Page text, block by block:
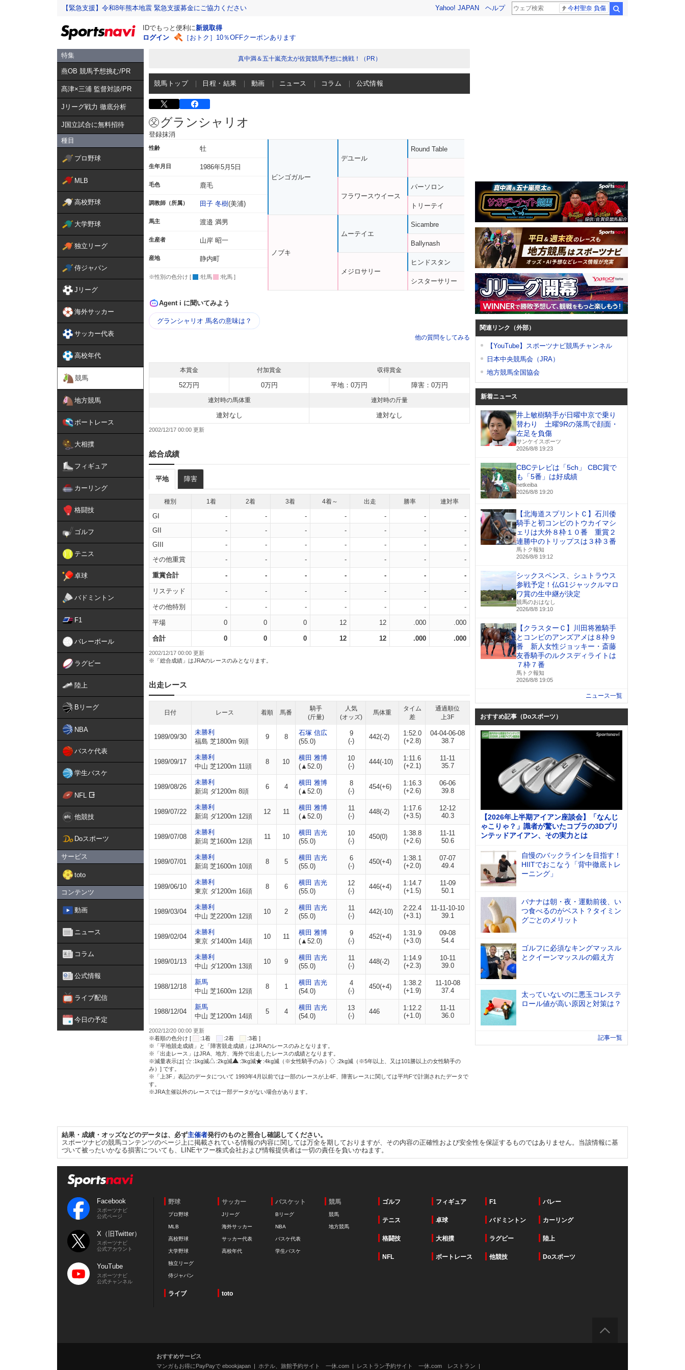
【緊急支援】令和8年熊本地震 緊急支援募金にご協力ください Yahoo! JAPAN ヘルプ 今村聖奈 負傷
IDでもっと便利に新規取得
ログイン
［おトク］10％OFFクーポンあります
特集
燕OB 競馬予想挑む/PR
髙津×三浦 監督対談/PR
Jリーグ戦力 徹底分析
J国立試合に無料招待
種目
プロ野球
MLB
高校野球
大学野球
独立リーグ
侍ジャパン
Jリーグ
海外サッカー
サッカー代表
高校年代
競馬
地方競馬
ボートレース
大相撲
フィギュア
カーリング
格闘技
ゴルフ
テニス
卓球
バドミントン
F1
バレーボール
ラグビー
陸上
Bリーグ
NBA
バスケ代表
学生バスケ
NFL
他競技
Doスポーツ
サービス
toto
コンテンツ
動画
ニュース
コラム
公式情報
ライブ配信
今日の予定
真中満＆五十嵐亮太が佐賀競馬予想に挑戦！（PR）
競馬トップ 日程・結果 動画 ニュース コラム 公式情報
グランシャリオ
登録抹消
性齢 牡
生年月日 1986年5月5日
毛色 鹿毛
調教師（所属） 田子 冬樹(美浦)
馬主 渡邉 満男
生産者 山岸 昭一
産地 静内町
※性別の色分け [ :牡馬 :牝馬 ]
ビンゴガルー
ノブキ
デユール
フラワースウイース
ムーテイエ
メジロサリー
Round Table
パーソロン
トリーテイ
Sicambre
Ballynash
ヒンドスタン
シスターサリー
Agent i に聞いてみよう
グランシャリオ 馬名の意味は？
他の質問をしてみる
本賞金 付加賞金 収得賞金
52万円 0万円 平地：0万円 障害：0万円
連対時の馬体重 連対時の斤量
連対なし 連対なし
2002/12/17 00:00
総合成績
平地 障害
種別 1着 2着 3着 4着～ 出走 勝率 連対率
GI - - - - - -
-
GII
- - - - - -
-
GIII
- - - - - -
-
その他重賞
- - - - - - -
重賞合計 - - - - - - -
リステッド - - - - - - -
その他特別 - - - - - - -
平場 0 0 0 12 12 .000 .000
合計 0 0 0 12 12 .000 .000
2002/12/17 00:00 更新
※「総合成績」はJRAのレースのみとなります。
出走レース
日付 レース 着順 馬番
騎手
(斤量)
人気
(オッズ)
馬体重
タイム
差
通過順位
上3F
1989/09/30
未勝利
福島 芝1800m 9頭
9 8
石塚 信広
(55.0)
9
(-)
442(-2)
1:52.0
(+2.8)
04-04-06-08
38.7
1989/09/17
未勝利
中山 芝1200m 11頭
8 10
横田 雅博
(▲52.0)
10
(-)
444(-10)
1:11.6
(+2.1)
11-11
35.7
1989/08/26
未勝利
新潟 ダ1200m 8頭
6 4
横田 雅博
(▲52.0)
8
(-)
454(+6)
1:16.3
(+2.6)
06-06
39.8
1989/07/22
未勝利
新潟 ダ1200m 12頭
12 11
横田 雅博
(▲52.0)
11
(-)
448(-2)
1:17.6
(+3.5)
12-12
40.3
1989/07/08
未勝利
新潟 芝1600m 12頭
11 10
横田 吉光
(55.0)
10
(-)
450(0)
1:38.8
(+2.6)
11-11
50.6
1989/07/01
未勝利
新潟 芝1600m 10頭
8 5
横田 吉光
(55.0)
6
(-)
450(+4)
1:38.1
(+2.0)
07-07
49.4
1989/06/10
未勝利
東京 ダ1200m 16頭
8 6
横田 吉光
(55.0)
12
(-)
446(+4)
1:14.7
(+1.5)
11-09
50.1
1989/03/04
未勝利
中山 芝2200m 12頭
10 2
横田 吉光
(55.0)
11
(-)
442(-10)
2:22.4
(+3.1)
11-11-10-10
39.1
1989/02/04
未勝利
東京 ダ1400m 14頭
10 11
横田 雅博
(▲52.0)
9
(-)
452(+4)
1:31.9
(+3.0)
09-08
54.4
1989/01/13
未勝利
中山 ダ1200m 13頭
10 9
横田 吉光
(55.0)
11
(-)
448(-2)
1:14.9
(+2.3)
10-11
39.0
1988/12/18
新馬
中山 芝1600m 12頭
8 1
横田 吉光
(54.0)
4
(-)
450(+4)
1:38.2
(+1.9)
11-10-08
37.4
1988/12/04
新馬
中山 芝1200m 14頭
5 4
横田 吉光
(54.0)
13
(-)
446
1:12.2
(+1.0)
11-11
36.0
2002/12/20 00:00 更新
※着順の色分け [
:1着 :2着
:3着 ]
※「平地競走成績」と「障害競走成績」はJRAのレースのみとなります。
※「出走レース」はJRA、地方、海外で出走したレースの成績となります。
※減量表示は[
:1kg減 :2kg減 :3kg減 :4kg減（※女性騎手のみ）
:2kg減（※5年以上、又は101勝以上の女性騎手の
み）] です。
※「上3F」表記のデータについて 1993年4月以前では一部のレースが上4F、障害レースに関しては平均Fで計測されたデータで
す。
※JRA主催以外のレースでは一部データがない場合があります。
関連リンク（外部）
【YouTube】スポーツナビ競馬チャンネル
日本中央競馬会（JRA）
地方競馬全国協会
新着ニュース
井上敏樹騎手が日曜中京で乗り
替わり 土曜9Rの落馬で顔面・
左足を負傷
サンケイスポーツ
2026/8/8 19:23
CBCテレビは「5ch」 CBC賞で
も「5番」は好成績
netkeiba
2026/8/8 19:20
【北海道スプリントＣ】石川倭
騎手と初コンビのトウカイマシ
ェリは大外８枠１０番 重賞２
連勝中のトリップスは３枠３番
馬トク報知
2026/8/8 19:12
シックスペンス、シュトラウス
参戦予定！仏G1ジャックルマロ
ワ賞の生中継が決定
競馬のおはなし
2026/8/8 19:10
【クラスターＣ】川田将雅騎手
とコンビのアンズアメは８枠９
番 新人女性ジョッキー・斎藤
友香騎手のルクスディライトは
７枠７番
馬トク報知
2026/8/8 19:05
ニュース一覧
おすすめ記事（Doスポーツ）
【2026年上半期アイアン座談会】「なんじ
ゃこりゃ？」識者が驚いたコブラの3Dプリ
ンテッドアイアン、その実力とは
自慢のバックラインを目指す！
HIITでおこなう「背中徹底トレ
ーニング」
バナナは朝・夜・運動前後、い
つ食べるのがベスト？タイミン
グごとのメリット
ゴルフに必須なキングマッスル
とクイーンマッスルの鍛え方
太っていないのに悪玉コレステ
ロール値が高い原因と対策は？
記事一覧
結果・成績・オッズなどのデータは、必ず主催者発行のものと照合し確認してください。
スポーツナビの競馬コンテンツのページ上に掲載されている情報の内容に関しては万全を期しておりますが、その内容の正確性および安全性を保証するものではありません。当該情報に基
づいて被ったいかなる損害についても、LINEヤフー株式会社および情報提供者は一切の責任を負いかねます。
Facebook
スポーツナビ
公式ページ
X（旧Twitter）
スポーツナビ
公式アカウント
YouTube
スポーツナビ
公式チャンネル
野球
プロ野球
MLB
高校野球
大学野球
独立リーグ
侍ジャパン
サッカー
Jリーグ
海外サッカー
サッカー代表
高校年代
バスケット
Bリーグ
NBA
バスケ代表
学生バスケ
競馬
競馬
地方競馬
ゴルフ フィギュア F1 バレー
テニス 卓球 バドミントン カーリング
格闘技 大相撲 ラグビー 陸上
NFL ボートレース 他競技 Doスポーツ
ライブ toto
おすすめサービス
マンガもお得にPayPayで ebookjapan
ホテル、旅館予約サイト 一休.com レストラン予約サイト 一休.com レストラン